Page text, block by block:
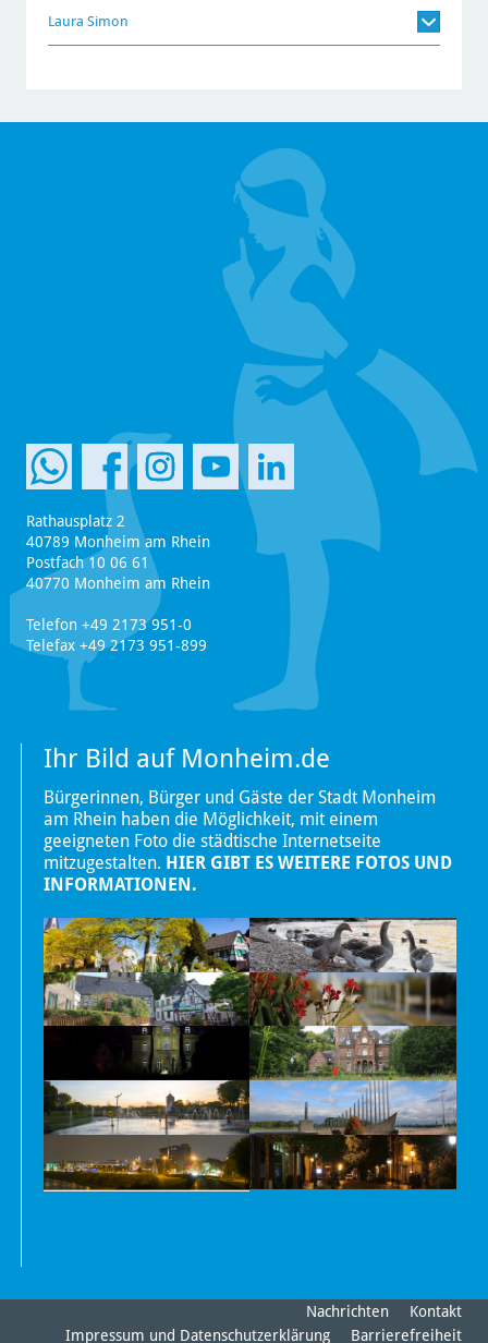
Laura Simon
Rathausplatz 2
40789 Monheim am Rhein
Postfach 10 06 61
40770 Monheim am Rhein
Telefon +49 2173 951-0
Telefax +49 2173 951-899
Ihr Bild auf Monheim.de
Bürgerinnen, Bürger und Gäste der Stadt Monheim
am Rhein haben die Möglichkeit, mit einem
geeigneten Foto die städtische Internetseite
mitzugestalten. HIER GIBT ES WEITERE FOTOS UND
INFORMATIONEN.
Nachrichten
Kontakt
Impressum und Datenschutzerklärung
Barrierefreiheit